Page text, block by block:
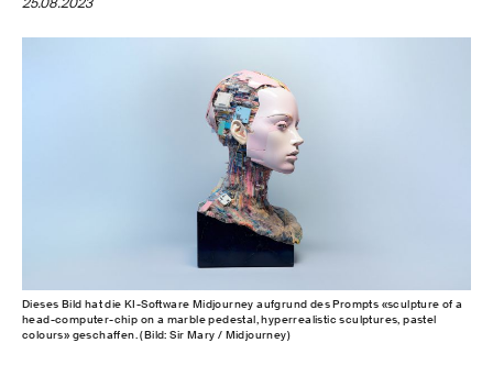
Dieses Bild hat die KI-​Software Midjourney aufgrund des Prompts «sculpture of a
head-​computer-chip on a marble pedestal, hyperrealistic sculptures, pastel
colours» geschaffen. (Bild: Sir Mary / Midjourney)